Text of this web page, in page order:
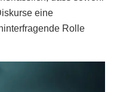
eine
Rolle